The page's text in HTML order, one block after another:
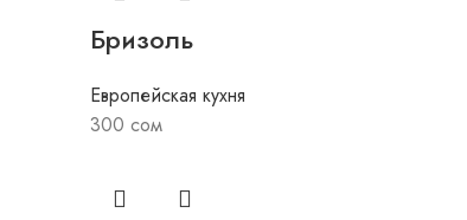
Бризоль
Европейская кухня
300 сом